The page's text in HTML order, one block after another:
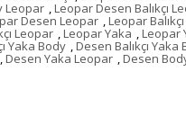
Leopar ,Leopar Desen Balıkçı
Desen Leopar ,Leopar Balıkçı
Leopar ,Leopar Yaka ,Leopar
Yaka Body ,Desen Balıkçı
,Desen Yaka Leopar ,Desen